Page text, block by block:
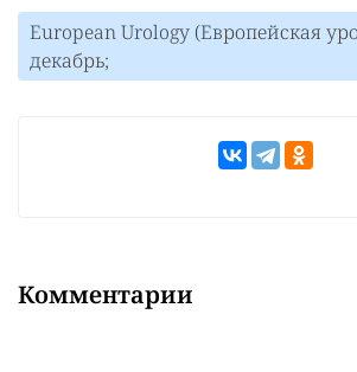
European Urology (Европейская
декабрь;
Комментарии